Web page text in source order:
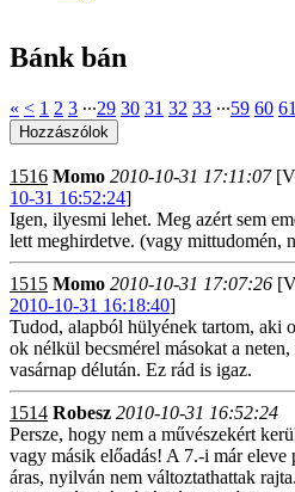
Bánk bán
« < 1 2 3 ∙∙∙29 30 31 32 33 ∙∙∙59 60 61
1516 Momo 2010-10-31 17:11:07
10-31 16:52:24]
Igen, ilyesmi lehet. Meg azért sem
lett meghirdetve. (vagy mittudomén,
1515 Momo 2010-10-31 17:07:26
2010-10-31 16:18:40]
Tudod, alapból hülyének tartom, aki
ok nélkül becsmérel másokat a
vasárnap délután. Ez rád is igaz.
1514 Robesz 2010-10-31 16:52:24
Persze, hogy nem a művészekért
vagy másik előadás! A 7.-i már
áras, nyilván nem változtathattak